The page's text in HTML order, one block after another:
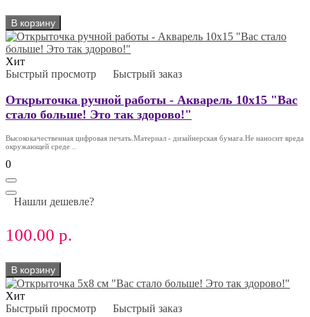
В корзину
Хит
Быстрый просмотр
Быстрый заказ
Открыточка ручной работы - Акварель 10х15 "Вас
стало больше! Это так здорово!"
Высококачественная цифровая печать.Материал - дизайнерская бумага.Не наносит вреда
окружающей среде ..
0
Нашли дешевле?
100.00 р.
В корзину
Хит
Быстрый просмотр
Быстрый заказ